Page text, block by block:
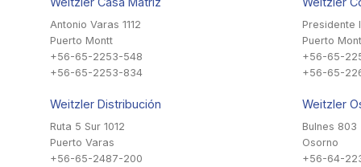
Antonio Varas 1112
Puerto Montt
+56-65-2253-548
+56-65-2253-834
Weitzler Distribución
Ruta 5 Sur 1012
Puerto Varas
+56-65-2487-200
Presidente
Puerto
+56-65-
+56-65-
Weitzler
Bulnes 803
Osorno
+56-64-